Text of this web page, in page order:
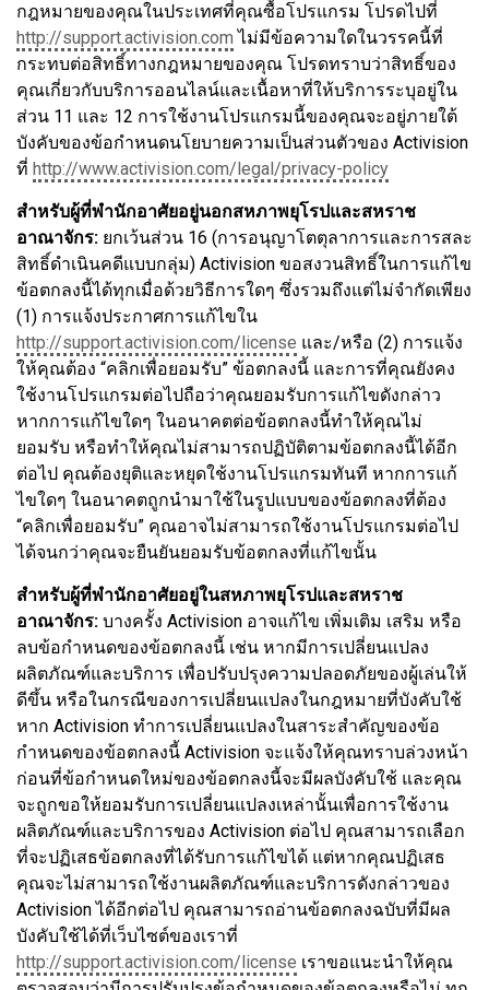
กฎหมายของคุณในประเทศที่คุณซื้อโปรแกรม โปรดไปที่
http://support.activision.com ไม่มีข้อความใดในวรรคนี้ที่
กระทบต่อสิทธิ์ทางกฎหมายของคุณ โปรดทราบว่าสิทธิ์ของ
คุณเกี่ยวกับบริการออนไลน์และเนื้อหาที่ให้บริการระบุอยู่ใน
ส่วน 11 และ 12 การใช้งานโปรแกรมนี้ของคุณจะอยู่ภายใต้
บังคับของข้อกำหนดนโยบายความเป็นส่วนตัวของ Activision
ที่ http://www.activision.com/legal/privacy-policy
สำหรับผู้ที่พำนักอาศัยอยู่นอกสหภาพยุโรปและสหราช
อาณาจักร: ยกเว้นส่วน 16 (การอนุญาโตตุลาการและการสละ
สิทธิ์ดำเนินคดีแบบกลุ่ม) Activision ขอสงวนสิทธิ์ในการแก้ไข
ข้อตกลงนี้ได้ทุกเมื่อด้วยวิธีการใดๆ ซึ่งรวมถึงแต่ไม่จำกัดเพียง
(1) การแจ้งประกาศการแก้ไขใน
http://support.activision.com/license และ/หรือ (2) การแจ้ง
ให้คุณต้อง “คลิกเพื่อยอมรับ” ข้อตกลงนี้ และการที่คุณยังคง
ใช้งานโปรแกรมต่อไปถือว่าคุณยอมรับการแก้ไขดังกล่าว
หากการแก้ไขใดๆ ในอนาคตต่อข้อตกลงนี้ทำให้คุณไม่
ยอมรับ หรือทำให้คุณไม่สามารถปฏิบัติตามข้อตกลงนี้ได้อีก
ต่อไป คุณต้องยุติและหยุดใช้งานโปรแกรมทันที หากการแก้
ไขใดๆ ในอนาคตถูกนำมาใช้ในรูปแบบของข้อตกลงที่ต้อง
“คลิกเพื่อยอมรับ” คุณอาจไม่สามารถใช้งานโปรแกรมต่อไป
ได้จนกว่าคุณจะยืนยันยอมรับข้อตกลงที่แก้ไขนั้น
สำหรับผู้ที่พำนักอาศัยอยู่ในสหภาพยุโรปและสหราช
อาณาจักร: บางครั้ง Activision อาจแก้ไข เพิ่มเติม เสริม หรือ
ลบข้อกำหนดของข้อตกลงนี้ เช่น หากมีการเปลี่ยนแปลง
ผลิตภัณฑ์และบริการ เพื่อปรับปรุงความปลอดภัยของผู้เล่นให้
ดีขึ้น หรือในกรณีของการเปลี่ยนแปลงในกฎหมายที่บังคับใช้
หาก Activision ทำการเปลี่ยนแปลงในสาระสำคัญของข้อ
กำหนดของข้อตกลงนี้ Activision จะแจ้งให้คุณทราบล่วงหน้า
ก่อนที่ข้อกำหนดใหม่ของข้อตกลงนี้จะมีผลบังคับใช้ และคุณ
จะถูกขอให้ยอมรับการเปลี่ยนแปลงเหล่านั้นเพื่อการใช้งาน
ผลิตภัณฑ์และบริการของ Activision ต่อไป คุณสามารถเลือก
ที่จะปฏิเสธข้อตกลงที่ได้รับการแก้ไขได้ แต่หากคุณปฏิเสธ
คุณจะไม่สามารถใช้งานผลิตภัณฑ์และบริการดังกล่าวของ
Activision ได้อีกต่อไป คุณสามารถอ่านข้อตกลงฉบับที่มีผล
บังคับใช้ได้ที่เว็บไซต์ของเราที่
http://support.activision.com/license เราขอแนะนำให้คุณ